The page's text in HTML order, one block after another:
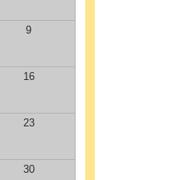
9
16
23
30